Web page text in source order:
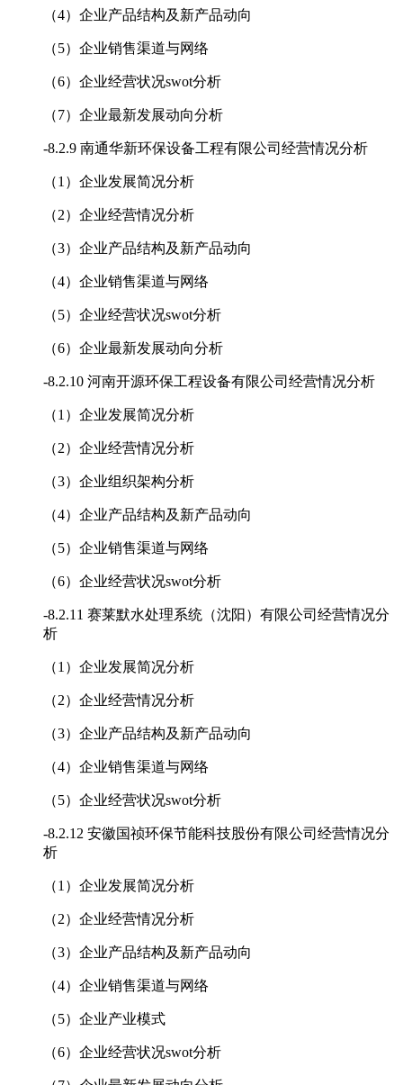
（4）企业产品结构及新产品动向
（5）企业销售渠道与网络
（6）企业经营状况swot分析
（7）企业最新发展动向分析
-8.2.9 南通华新环保设备工程有限公司经营情况分析
（1）企业发展简况分析
（2）企业经营情况分析
（3）企业产品结构及新产品动向
（4）企业销售渠道与网络
（5）企业经营状况swot分析
（6）企业最新发展动向分析
-8.2.10 河南开源环保工程设备有限公司经营情况分析
（1）企业发展简况分析
（2）企业经营情况分析
（3）企业组织架构分析
（4）企业产品结构及新产品动向
（5）企业销售渠道与网络
（6）企业经营状况swot分析
-8.2.11 赛莱默水处理系统（沈阳）有限公司经营情况分
析
（1）企业发展简况分析
（2）企业经营情况分析
（3）企业产品结构及新产品动向
（4）企业销售渠道与网络
（5）企业经营状况swot分析
-8.2.12 安徽国祯环保节能科技股份有限公司经营情况分
析
（1）企业发展简况分析
（2）企业经营情况分析
（3）企业产品结构及新产品动向
（4）企业销售渠道与网络
（5）企业产业模式
（6）企业经营状况swot分析